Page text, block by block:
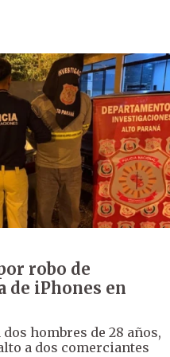
robo de
iPhones en
hombres de 28 años,
a dos comerciantes